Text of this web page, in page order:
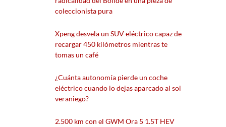
coleccionista pura
Xpeng desvela un SUV eléctrico capaz de
recargar 450 kilómetros mientras te
tomas un café
¿Cuánta autonomía pierde un coche
eléctrico cuando lo dejas aparcado al sol
veraniego?
2.500 km con el GWM Ora 5 1.5T HEV